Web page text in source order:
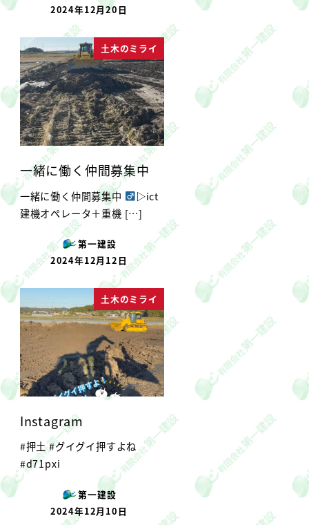
投稿日
2024年12月20日
土木のミライ
一緒に働く仲間募集中
一緒に働く仲間募集中 ‍
▷︎ict
建機オペレータ＋重機 […]
第一建設
投稿日
2024年12月12日
土木のミライ
Instagram
#押土 #グイグイ押すよね
#d71pxi
第一建設
投稿日
2024年12月10日